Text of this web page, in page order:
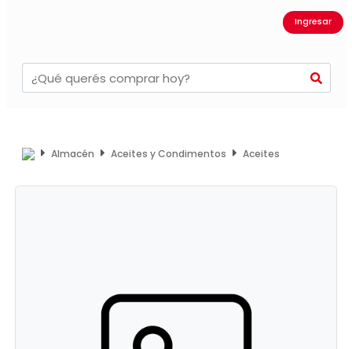
Ingresar
Almacén Aceites y Condimentos Aceites